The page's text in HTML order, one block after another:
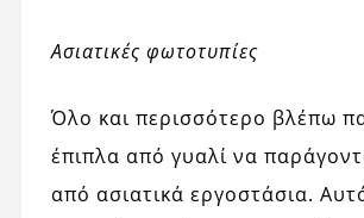
Ασιατικές φωτοτυπίες
Όλο και περισσότερο βλέπω
έπιπλα από γυαλί να
από ασιατικά εργοστάσια.